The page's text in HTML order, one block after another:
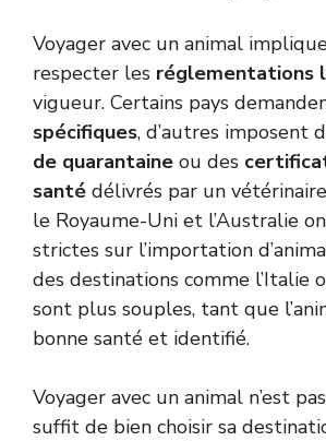
Voyager avec un animal
respecter les réglementations
vigueur. Certains pays
spécifiques, d’autres imposent
de quarantaine ou des
santé délivrés par un
le Royaume-Uni et l’Australie
strictes sur l’importation
des destinations comme l’Italie
sont plus souples, tant que
bonne santé et identifié.
Voyager avec un animal n’est
suffit de bien choisir sa